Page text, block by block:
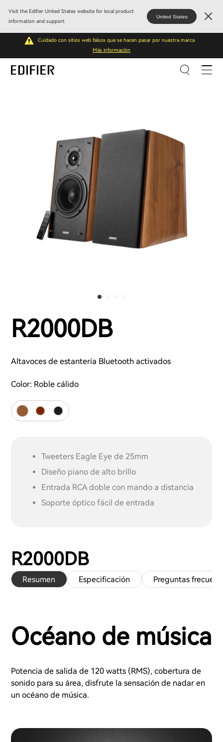
Visit the Edifier United States website for local product
information and support.
United States
Cuidado con sitios web falsos que se hacen pasar por nuestra marca
Más información
R2000DB
Altavoces de estantería Bluetooth activados
Color: Roble cálido
Tweeters Eagle Eye de 25mm
Diseño piano de alto brillo
Entrada RCA doble con mando a distancia
Soporte óptico fácil de entrada
R2000DB
Resumen Especificación Preguntas
Océano de música
Potencia de salida de 120 watts (RMS), cobertura de
sonido para su área, disfrute la sensación de nadar en
un océano de música.